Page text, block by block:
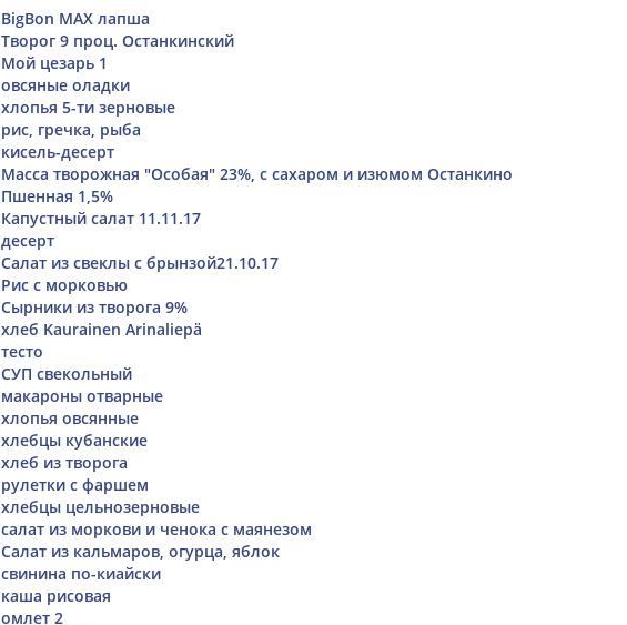
BigBon MAX лапша
Творог 9 проц. Останкинский
Мой цезарь 1
овсяные оладки
хлопья 5-ти зерновые
рис, гречка, рыба
кисель-десерт
Масса творожная "Особая" 23%, с сахаром и изюмом Останкино
Пшенная 1,5%
Капустный салат 11.11.17
десерт
Салат из свеклы с брынзой21.10.17
Рис с морковью
Сырники из творога 9%
хлеб Kaurainen Arinaliepä
тесто
СУП свекольный
макароны отварные
хлопья овсянные
хлебцы кубанские
хлеб из творога
рулетки с фаршем
хлебцы цельнозерновые
салат из моркови и ченока с маянезом
Салат из кальмаров, огурца, яблок
свинина по-киайски
каша рисовая
омлет 2